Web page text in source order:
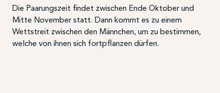
Die Paarungszeit findet zwischen Ende Oktober und
Mitte November statt. Dann kommt es zu einem
Wettstreit zwischen den Männchen, um zu bestimmen,
welche von ihnen sich fortpflanzen dürfen.